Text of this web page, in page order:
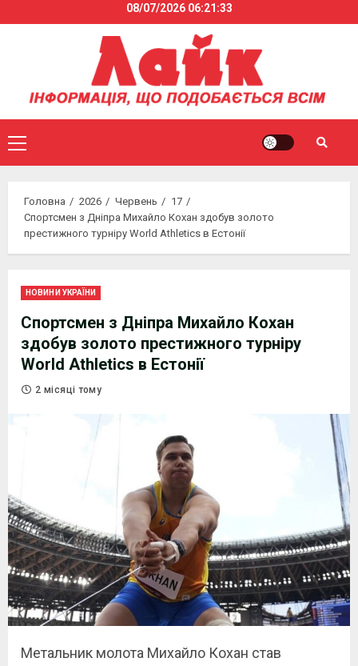
to
08/07/2026 06:21:34
Primary
Menu
Головна 2026 Червень
17
Спортсмен з Дніпра Михайло Кохан здобув золото
престижного турніру World Athletics в Естонії
НОВИНИ УКРАЇНИ
Спортсмен з Дніпра Михайло Кохан
здобув золото престижного турніру
World Athletics в Естонії
2 місяці тому
Метальник молота Михайло Кохан став